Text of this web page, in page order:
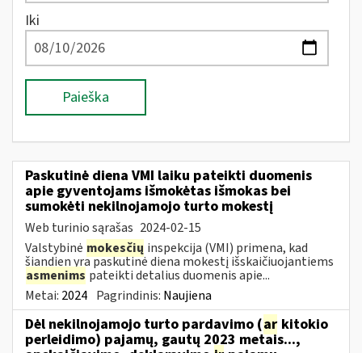
Iki
Paieška
Paskutinė diena VMI laiku pateikti duomenis
apie gyventojams išmokėtas išmokas bei
sumokėti nekilnojamojo turto mokestį
Web turinio sąrašas 2024-02-15
Valstybinė mokesčių inspekcija (VMI) primena, kad
šiandien yra paskutinė diena mokestį išskaičiuojantiems
asmenims pateikti detalius duomenis apie...
Metai: 2024 Pagrindinis: Naujiena
Dėl nekilnojamojo turto pardavimo (ar kitokio
perleidimo) pajamų, gautų 2023 metais...,